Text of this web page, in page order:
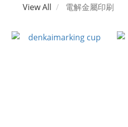
View All 電解金屬印刷